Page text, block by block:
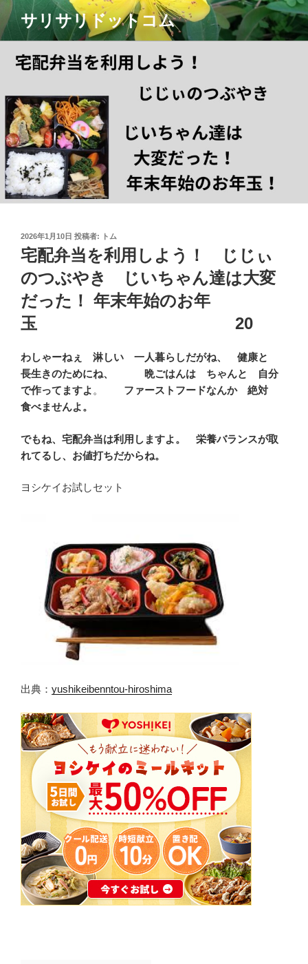
ン
テ
ス
キ
ッ
プ
サリサリドットコム
投
稿
日:
2026年1月10日 投稿者: トム
宅配弁当を利用しよう！ じじぃ
のつぶやき じいちゃん達は大変
だった！ 年末年始のお年
玉 20
わしゃーねぇ 淋しい 一人暮らしだがね、 健康と
長生きのためにね、 晩ごはんは ちゃんと 自分
で作ってますよ 。 ファーストフードなんか 絶対
食べませんよ。
でもね、宅配弁当は利用しますよ。 栄養バランスが取
れてるし、お値打ちだからね。
ヨシケイお試しセット
出典： yushikeibenntou-hiroshima